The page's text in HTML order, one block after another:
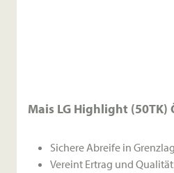
Mais LG Highlight (50TK)
Sichere Abreife in
Vereint Ertrag und